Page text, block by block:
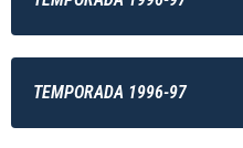
TEMPORADA 1996-97